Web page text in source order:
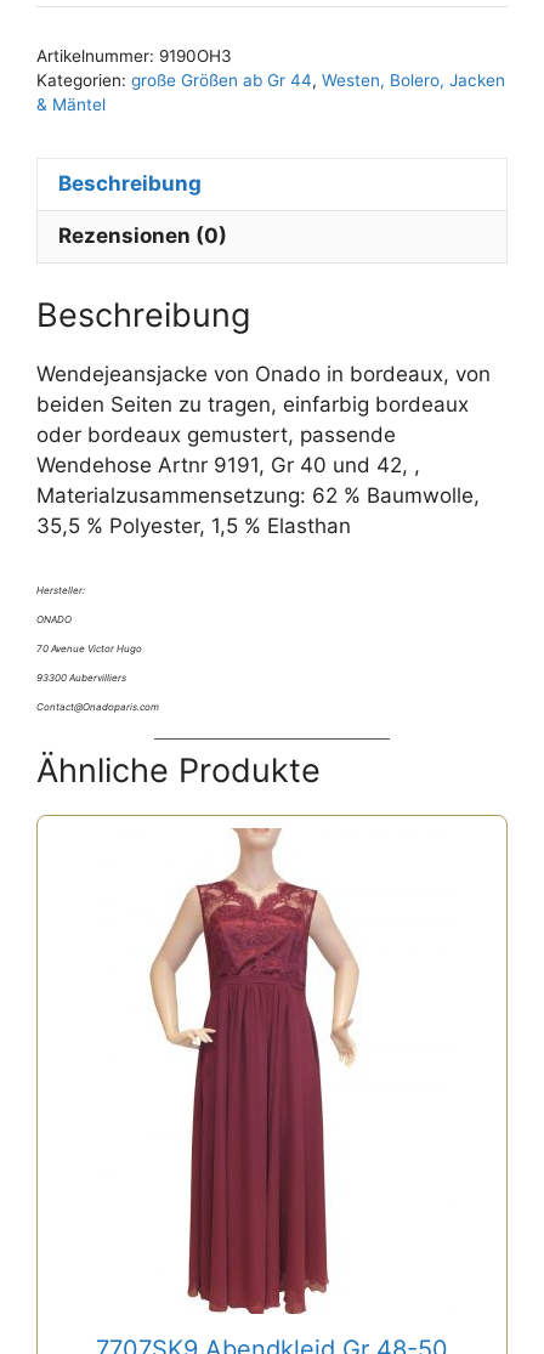
Menge
Artikelnummer: 9190OH3
Kategorien: große Größen ab Gr 44, Westen, Bolero, Jacken
& Mäntel
Beschreibung
Rezensionen (0)
Beschreibung
Wendejeansjacke von Onado in bordeaux, von
beiden Seiten zu tragen, einfarbig bordeaux
oder bordeaux gemustert, passende
Wendehose Artnr 9191, Gr 40 und 42, ,
Materialzusammensetzung: 62 % Baumwolle,
35,5 % Polyester, 1,5 % Elasthan
Hersteller:
ONADO
70 Avenue Victor Hugo
93300 Aubervilliers
Contact@Onadoparis.com
Ähnliche Produkte